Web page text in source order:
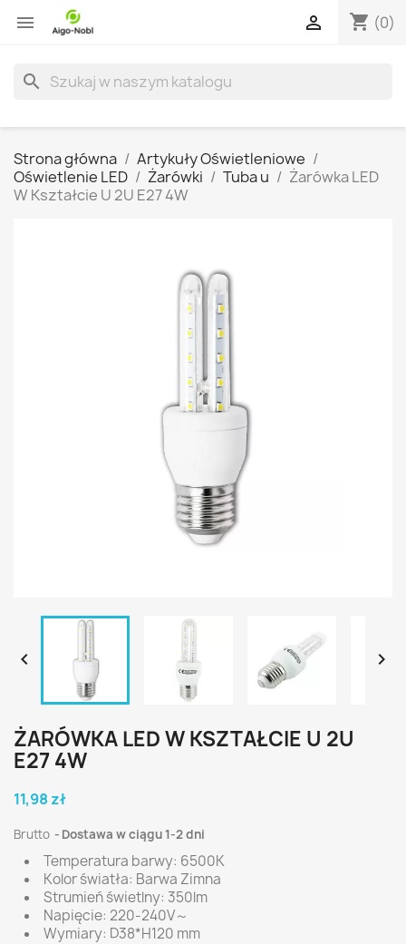
 shopping_cart (0)

search
Strona główna
Artykuły Oświetleniowe
Oświetlenie LED
Żarówki Tuba u
Żarówka LED
W Kształcie U 2U E27 4W
 
ŻARÓWKA LED W KSZTAŁCIE U 2U
E27 4W
11,98 zł
Brutto Dostawa w ciągu 1-2 dni
Temperatura barwy: 6500K
Kolor światła: Barwa Zimna
Strumień świetlny: 350lm
Napięcie: 220-240V～
Wymiary: D38*H120 mm